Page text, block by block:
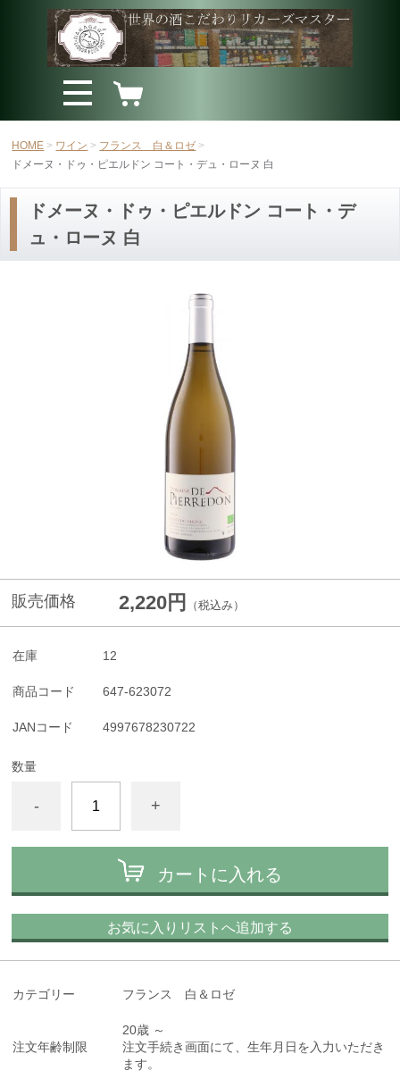
HOME ワイン
フランス 白＆ロゼ
ドメーヌ・ドゥ・ピエルドン コート・デュ・ローヌ 白
ドメーヌ・ドゥ・ピエルドン コート・デ
ュ・ローヌ 白
販売価格 2,220円 （税込み）
在庫 12
商品コード 647-623072
JANコード 4997678230722
数量
- +
カートに入れる
お気に入りリストへ追加する
カテゴリー フランス 白＆ロゼ
注文年齢制限
20歳 ～
注文手続き画面にて、生年月日を入力いただき
ます。